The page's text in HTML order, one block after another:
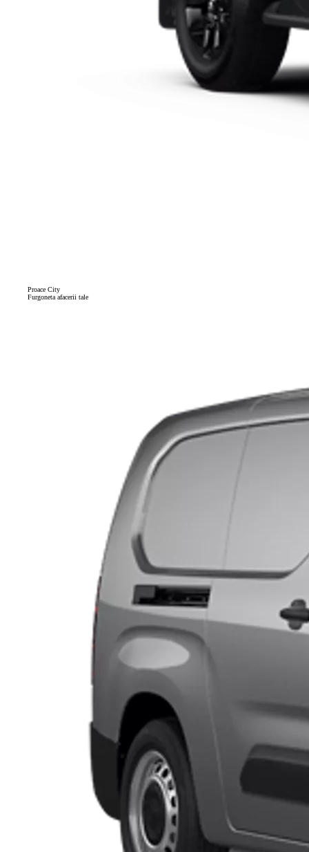
Proace City
Furgoneta afacerii tale